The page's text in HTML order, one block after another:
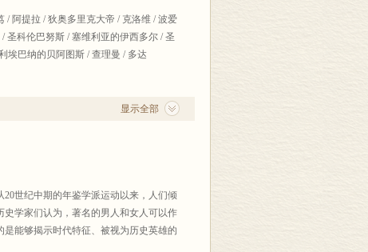
/ 阿提拉 / 狄奥多里克大帝 / 克洛维 / 波爱
圣科伦巴努斯 / 塞维利亚的伊西多尔 / 圣
埃巴纳的贝阿图斯 / 查理曼 / 多达
爱洛漪丝/ 絮热 /布雷西亚的阿尔诺/克
圣方济各和圣克莱尔 / 大阿尔伯特（埃尔
路易（路易九世）和卡斯蒂利亚的布兰
•鲁尔 / 智者阿方索十世/ 奇马布埃 / 乔托•
显示全部
世纪中期的年鉴学派运动以来，人们倾
学家们认为，著名的男人和女人可以作
能够揭示时代特征、被视为历史英雄的